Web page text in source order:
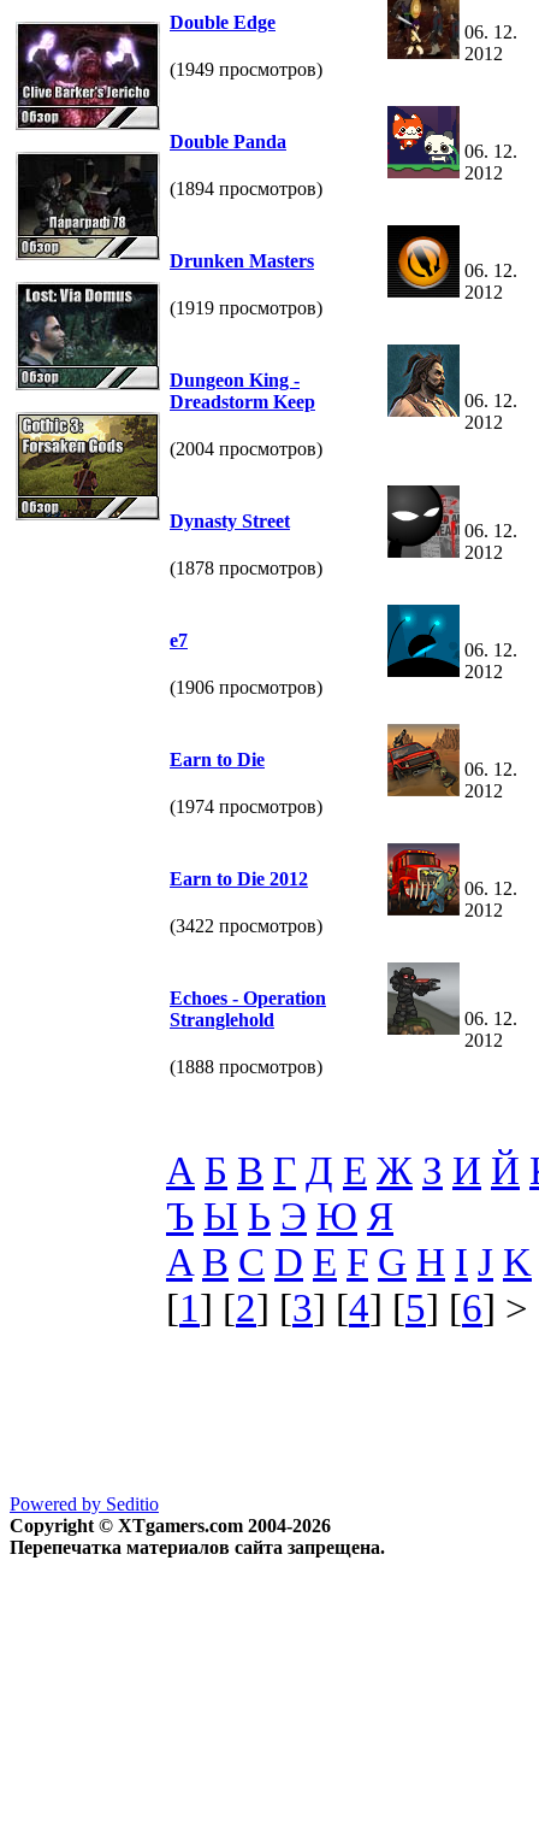
Double Edge
(1949 просмотров)
06. 12.
2012
Double Panda
(1894 просмотров)
06. 12.
2012
Drunken Masters
(1919 просмотров)
06. 12.
2012
Dungeon King -
Dreadstorm Keep
(2004 просмотров)
06. 12.
2012
Dynasty Street
(1878 просмотров)
06. 12.
2012
e7
(1906 просмотров)
06. 12.
2012
Earn to Die
(1974 просмотров)
06. 12.
2012
Earn to Die 2012
(3422 просмотров)
06. 12.
2012
Echoes - Operation
Stranglehold
(1888 просмотров)
06. 12.
2012
А Б В Г Д Е Ж З И Й
Ъ Ы Ь Э Ю Я
A B C D E F G H I J K
[1] [2] [3] [4] [5] [6] >
Powered by Seditio
Copyright © XTgamers.com 2004-2026
Перепечатка материалов сайта запрещена.